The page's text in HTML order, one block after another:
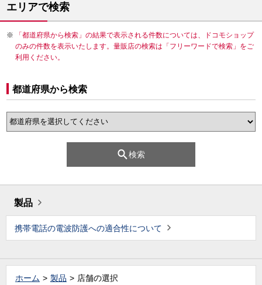
エリアで検索
「都道府県から検索」の結果で表示される件数については、ドコモショップ
のみの件数を表示いたします。量販店の検索は「フリーワードで検索」をご
利用ください。
都道府県から検索
検索
製品
携帯電話の電波防護への適合性について
ホーム 製品 店舗の選択